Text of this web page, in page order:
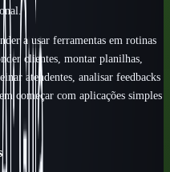
a usar ferramentas em rotinas
clientes, montar planilhas,
atendentes, analisar feedbacks
começar com aplicações simples